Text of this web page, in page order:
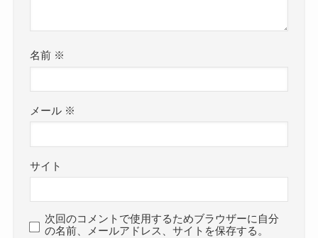
名前 ※
メール ※
サイト
次回のコメントで使用するためブラウザーに自分
の名前、メールアドレス、サイトを保存する。